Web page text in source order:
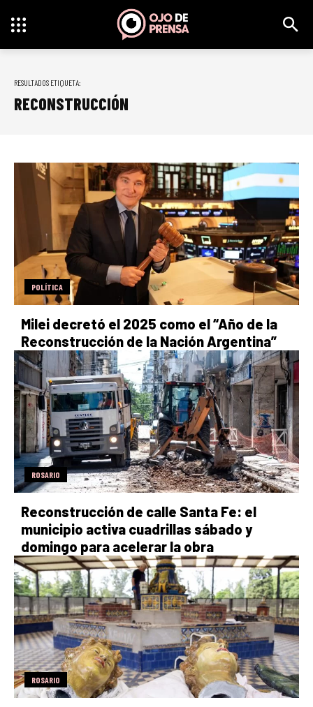
RESULTADOS ETIQUETA:
RECONSTRUCCIÓN
POLÍTICA
Milei decretó el 2025 como el “Año de la
Reconstrucción de la Nación Argentina”
ROSARIO
Reconstrucción de calle Santa Fe: el
municipio activa cuadrillas sábado y
domingo para acelerar la obra
ROSARIO